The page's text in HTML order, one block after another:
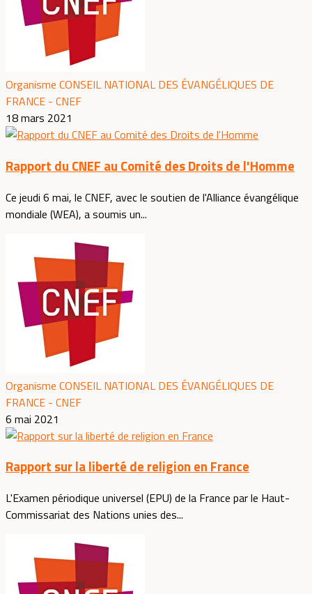
Organisme CONSEIL NATIONAL DES ÉVANGÉLIQUES DE
FRANCE - CNEF
18 mars 2021
Rapport du CNEF au Comité des Droits de l'Homme
Ce jeudi 6 mai, le CNEF, avec le soutien de l'Alliance évangélique
mondiale (WEA), a soumis un...
Organisme CONSEIL NATIONAL DES ÉVANGÉLIQUES DE
FRANCE - CNEF
6 mai 2021
Rapport sur la liberté de religion en France
L'Examen périodique universel (EPU) de la France par le Haut-
Commissariat des Nations unies des...